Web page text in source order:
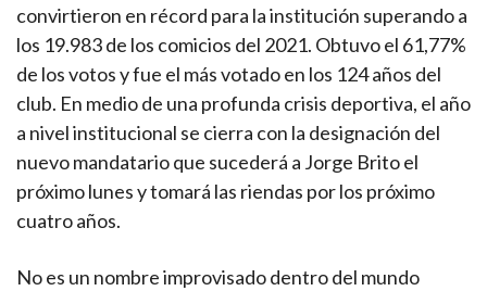
convirtieron en récord para la institución superando a
los 19.983 de los comicios del 2021. Obtuvo el 61,77%
de los votos y fue el más votado en los 124 años del
club. En medio de una profunda crisis deportiva, el año
a nivel institucional se cierra con la designación del
nuevo mandatario que sucederá a Jorge Brito el
próximo lunes y tomará las riendas por los próximo
cuatro años.
No es un nombre improvisado dentro del mundo